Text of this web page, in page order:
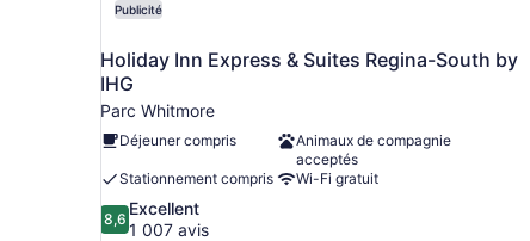
Publicité
Holiday Inn Express & Suites Regina-South by
IHG
Parc Whitmore
Déjeuner compris
Animaux de compagnie
acceptés
Stationnement compris
Wi-Fi gratuit
8.6
sur
8,6
Excellent
1 007 avis